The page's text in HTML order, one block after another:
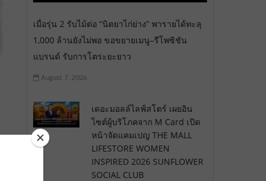
เมื่อรุ่น 2 รับไม้ต่อ “นิตยาไก่ย่าง” พารายได้ทะลุ
1,000 ล้านยังไม่พอ ขอขยายเมนู–รีโพซิชัน
แบรนด์ รับการโตระยะยาว
August 7, 2026
เดอะมอลล์ไลฟ์สโตร์ เผยอิน
ไซต์ผู้บริโภคจาก M Card เปิด
หน้าจัดแคมเปญ THE MALL
LIFESTORE WOMEN
INSPIRED 2026 SUNFLOWER
SOCIAL CLUB